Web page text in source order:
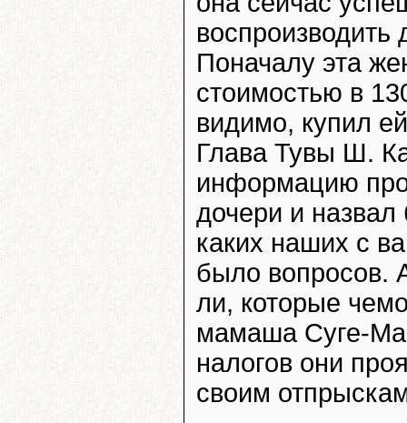
Поначалу эта
стоимостью в
видимо, купил
Глава Тувы Ш.
информацию
дочери и
каких наших с
было вопросов.
ли, которые
мамаша Суге-
налогов они
своим